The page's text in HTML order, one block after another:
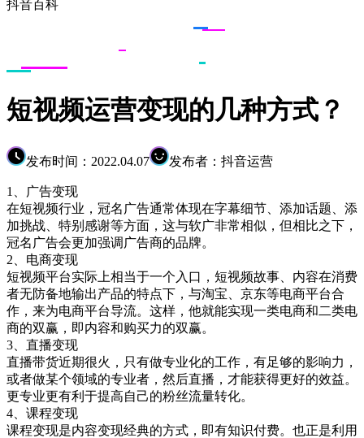
抖音百科
短视频运营变现的几种方式？
发布时间：2022.04.07 发布者：抖音运营
1、广告变现
在短视频行业，冠名广告通常体现在字幕细节、添加话题、添
加挑战、特别感谢等方面，这与软广非常相似，但相比之下，
冠名广告会更加强调广告商的品牌。
2、电商变现
短视频平台实际上相当于一个入口，短视频故事、内容在消费
者无防备地输出产品的特点下，与淘宝、京东等电商平台合
作，来为电商平台导流。这样，他就能实现一类电商和二类电
商的双赢，即内容和购买力的双赢。
3、直播变现
直播带货近期很火，只有做专业化的工作，有足够的影响力，
或者做某个领域的专业者，然后直播，才能获得更好的效益。
更专业更有利于提高自己的粉丝流量转化。
4、课程变现
课程变现是内容变现经典的方式，即有知识付费。也正是利用